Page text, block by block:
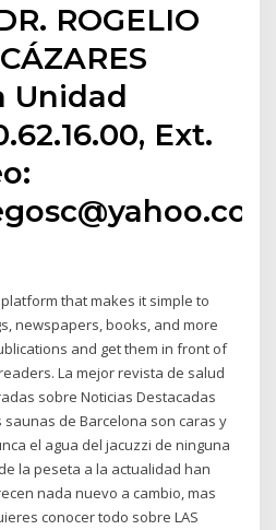
ROGELIO
Unidad
Ext.
that makes it simple to
newspapers, books, and more
and get them in front of
La mejor revista de salud
sobre Noticias Destacadas
saunas de Barcelona son caras y
el agua del jacuzzi de ninguna
la peseta a la actualidad han
nada nuevo a cambio, mas
conocer todo sobre LAS